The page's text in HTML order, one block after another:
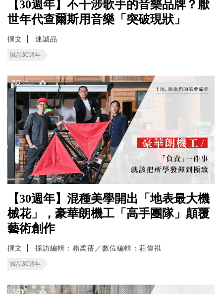
【30週年】不干涉歌手的音樂品牌？厭
世年代查爾斯用音樂「突破現狀」
撰文 迷誠品
誠品30週年
【30週年】混種美學開出「地表最大機
械花」，豪華朗機工「高手團隊」顛覆
藝術創作
撰文 採訪編輯：賴柔蒨／數位編輯：莊偉祺
誠品30週年